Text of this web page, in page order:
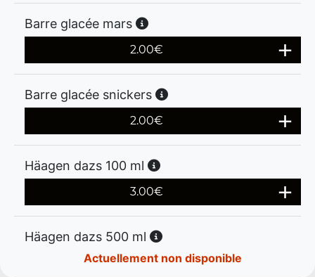
Barre glacée mars
2.00€
Barre glacée snickers
2.00€
Häagen dazs 100 ml
3.00€
Häagen dazs 500 ml
Actuellement non disponible